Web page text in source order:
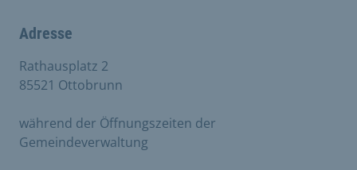
Adresse
Rathausplatz 2
85521 Ottobrunn
während der Öffnungszeiten der
Gemeindeverwaltung